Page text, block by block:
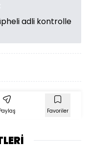
adli kontrolle
Favoriler